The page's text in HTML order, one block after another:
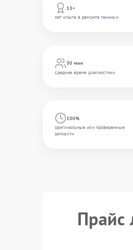
13+
лет опыта в ремонте техники
30 мин
среднее время диагностики
100%
оригинальные или проверенные
запчасти
Прайс